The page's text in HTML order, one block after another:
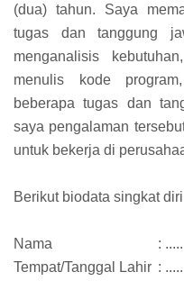
(dua) tahun. Saya
tugas dan tanggung
menganalisis
menulis kode
beberapa tugas dan
saya pengalaman
untuk bekerja di
Berikut biodata singkat
Nama
: .....
Tempat/Tanggal Lahir : .....